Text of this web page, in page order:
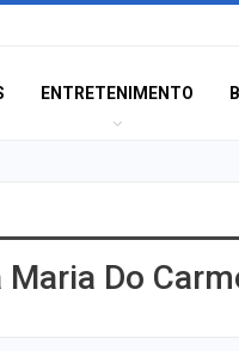
ENTRETENIMENTO
Do